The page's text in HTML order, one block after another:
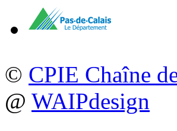
© CPIE Chaîne
@ WAIPdesign